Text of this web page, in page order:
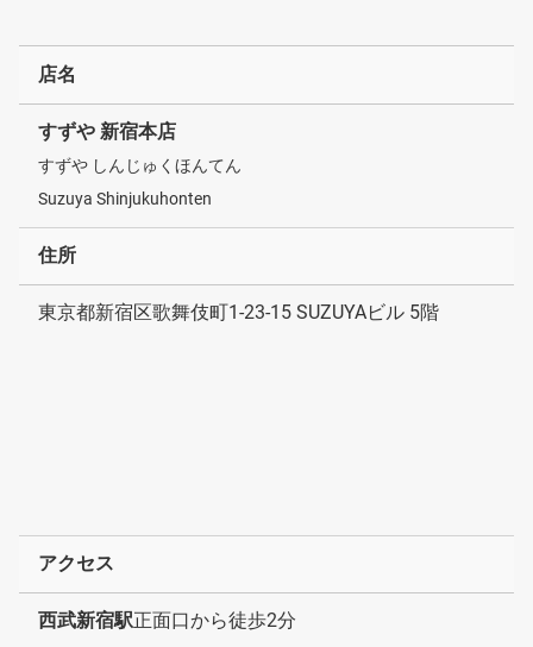
店名
すずや 新宿本店
すずや しんじゅくほんてん
Suzuya Shinjukuhonten
住所
東京都新宿区歌舞伎町1-23-15 SUZUYAビル 5階
アクセス
西武新宿駅正面口から徒歩2分